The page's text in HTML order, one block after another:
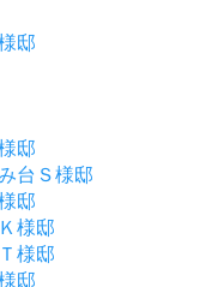
邸
邸
台Ｓ様邸
邸
様邸
様邸
邸